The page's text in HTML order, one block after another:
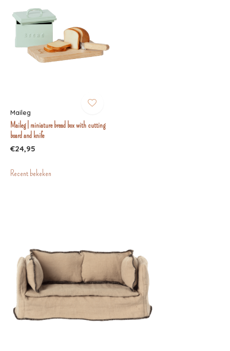
Maileg
Maileg | miniature bread box with cutting
board and knife
€24,95
Recent bekeken